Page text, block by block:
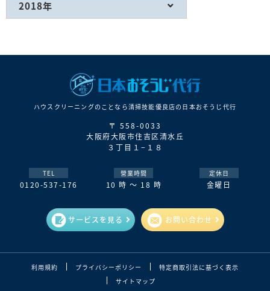
2018年
ハウスクリーニングのことなら清掃技能優良店の⽇本おそうじ代⾏
〒 558-0033
大阪府大阪市住吉区清水丘
３丁目１−１８
TEL
0120-537-176
營業時間
10 時 ～ 18 時
定休日
金曜日
サービスを見る お問い合わせ
利用規約 プライバシーポリシー
特定商取引法に基づく表示
サイトマップ